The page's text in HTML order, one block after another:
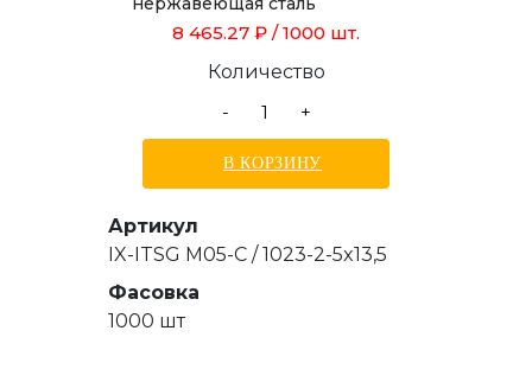
8 465.27 ₽ / 1000 шт.
Количество
-
+
В КОРЗИНУ
Артикул
IX-ITSG M05-C / 1023-2-5x13,5
Фасовка
1000 шт